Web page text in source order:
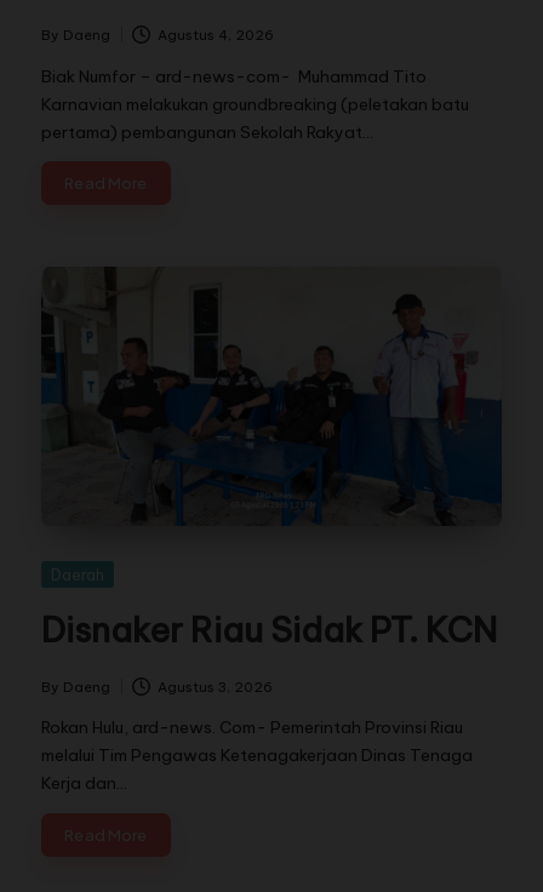
By Daeng Agustus 4, 2026
Biak Numfor – ard-news-com- Muhammad Tito
Karnavian melakukan groundbreaking (peletakan batu
pertama) pembangunan Sekolah Rakyat…
Daerah
Disnaker Riau Sidak PT. KCN
By Daeng Agustus 3, 2026
Rokan Hulu, ard-news. Com- Pemerintah Provinsi Riau
melalui Tim Pengawas Ketenagakerjaan Dinas Tenaga
Kerja dan…